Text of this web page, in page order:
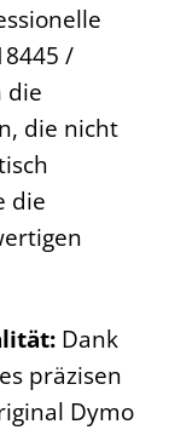
/
die
die nicht
die
Dank
präzisen
Dymo